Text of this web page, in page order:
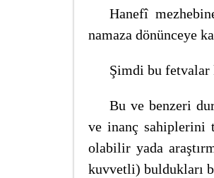
Hanefî
namaza dönünceye
Şimdi bu fetvalar
Bu ve benzeri
ve inanç sahiplerini
olabilir yada
kuvvetli) buldukları